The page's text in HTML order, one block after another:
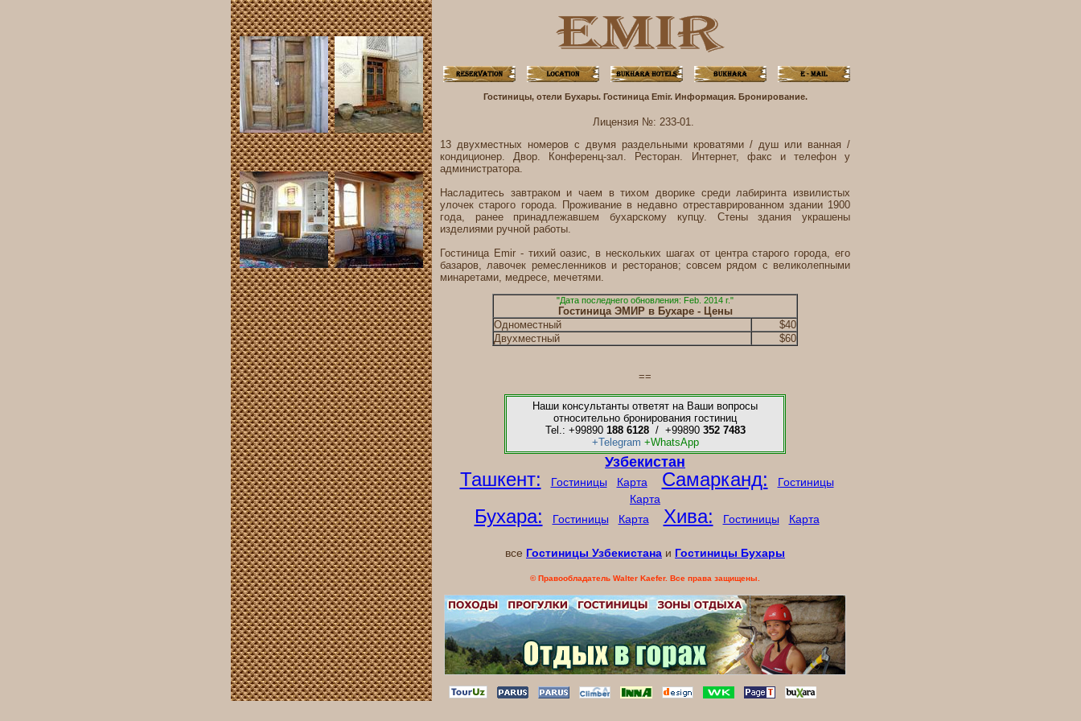
Гостиницы, отели Бухары. Гостиница Emir. Информация. Бронирование.
Лицензия №: 233-01.
13 двухместных номеров с двумя раздельными кроватями / душ или ванная /
кондиционер. Двор. Конференц-зал. Ресторан. Интернет, факс и телефон у
администратора.
Насладитесь завтраком и чаем в тихом дворике среди лабиринта извилистых
улочек старого города. Проживание в недавно отреставрированном здании 1900
года, ранее принадлежавшем бухарскому купцу. Стены здания украшены
изделиями ручной работы.
Гостиница Emir - тихий оазис, в нескольких шагах от центра старого города, его
базаров, лавочек ремесленников и ресторанов; совсем рядом с великолепными
минаретами, медресе, мечетями.
"Дата последнего обновления: Feb. 2014 г."
Гостиница ЭМИР в Бухаре - Цены
Одноместный
$40
Двухместный
$60
==
Наши консультанты ответят на Ваши вопросы
относительно бронирования гостиниц
Tel.: +99890 188 6128/ +99890 352 7483
+Telegram +WhatsApp
Узбекистан
Ташкент: Гостиницы Карта Самарканд:
Гостиницы
Карта
Бухара: Гостиницы Карта Хива: Гостиницы Карта
все Гостиницы Узбекистана и Гостиницы Бухары
© Правообладатель Walter Kaefer. Все права защищены.